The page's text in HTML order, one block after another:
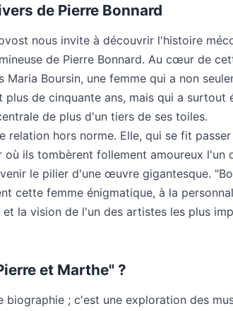
de Pierre Bonnard
nous invite à découvrir l'histoire
de Pierre Bonnard. Au cœur de
Maria Boursin, une femme qui a non
de cinquante ans, mais qui a surtout
de plus d'un tiers de ses toiles.
relation hors norme. Elle, qui se fit
ils tombèrent follement amoureux l'un
le pilier d'une œuvre gigantesque.
cette femme énigmatique, à la
la vision de l'un des artistes les plus
et Marthe" ?
biographie ; c'est une exploration des